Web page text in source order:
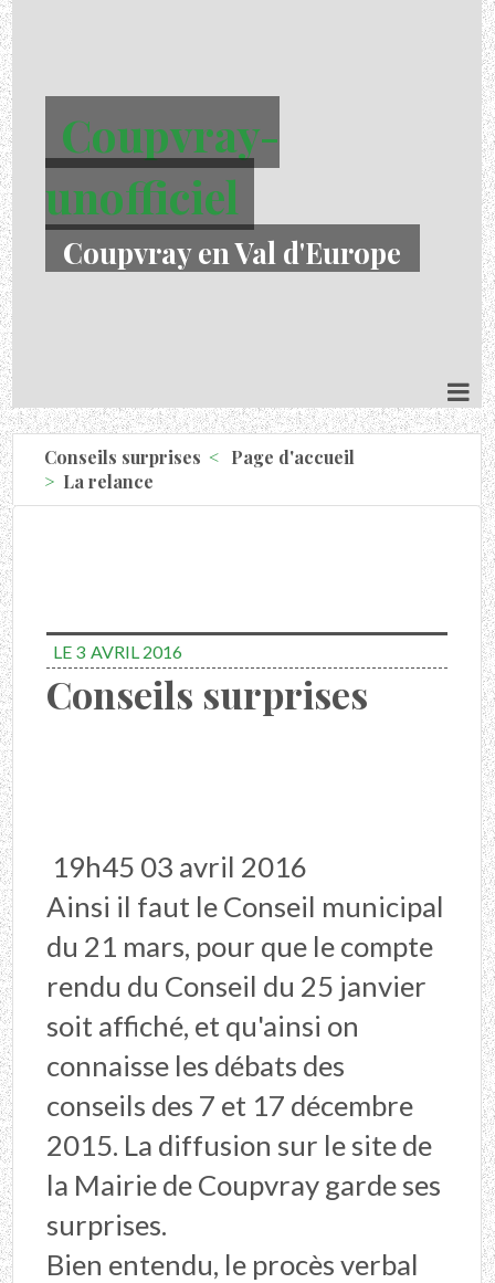
Coupvray-
unofficiel
Coupvray en Val d'Europe
Conseils surprises
Page d'accueil
La relance
LE 3 AVRIL 2016
Conseils surprises
19h45 03 avril 2016
Ainsi il faut le Conseil municipal
du 21 mars, pour que le compte
rendu du Conseil du 25 janvier
soit affiché, et qu'ainsi on
connaisse les débats des
conseils des 7 et 17 décembre
2015. La diffusion sur le site de
la Mairie de Coupvray garde ses
surprises.
Bien entendu, le procès verbal